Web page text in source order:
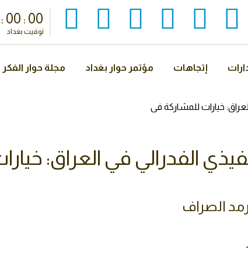
: 00 : 00
توقيت بغداد
إتجاهات مؤتمر حوار بغداد مجلة حوار الفكر
خيارات للمشاركة في
الفدرالي في العراق:
الصراف